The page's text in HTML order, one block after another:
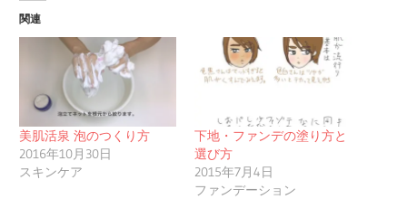
関連
美肌活泉 泡のつくり方
2016年10月30日
スキンケア
下地・ファンデの塗り方と
選び方
2015年7月4日
ファンデーション